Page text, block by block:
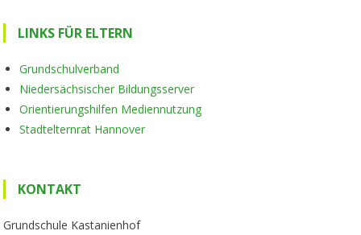
LINKS FÜR ELTERN
Grundschulverband
Niedersächsischer Bildungsserver
Orientierungshilfen Mediennutzung
Stadtelternrat Hannover
KONTAKT
Grundschule Kastanienhof